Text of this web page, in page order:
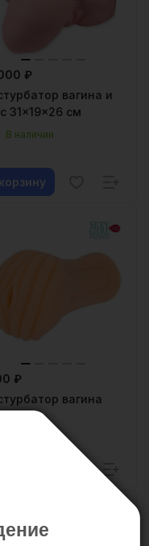
₽
вагина и
31x19x26 см
В наличии
₽
вагина